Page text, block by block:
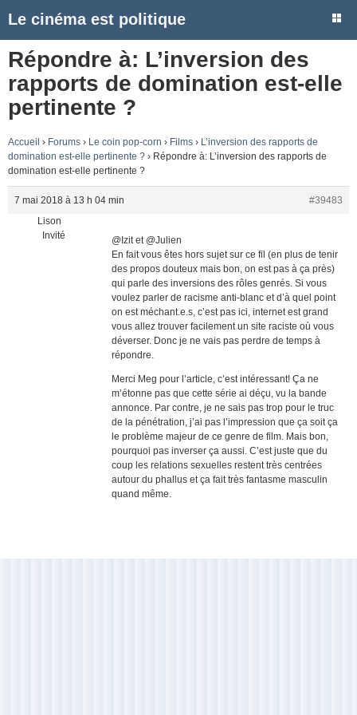
Le cinéma est politique
Répondre à: L’inversion des
rapports de domination est-elle
pertinente ?
Accueil › Forums › Le coin pop-corn › Films › L’inversion des rapports de
domination est-elle pertinente ? › Répondre à: L’inversion des rapports de
domination est-elle pertinente ?
7 mai 2018 à 13 h 04 min
#39483
Lison
Invité
@Izit et @Julien
En fait vous êtes hors sujet sur ce fil (en plus de tenir
des propos douteux mais bon, on est pas à ça près)
qui parle des inversions des rôles genrés. Si vous
voulez parler de racisme anti-blanc et d’à quel point
on est méchant.e.s, c’est pas ici, internet est grand
vous allez trouver facilement un site raciste où vous
déverser. Donc je ne vais pas perdre de temps à
répondre.
Merci Meg pour l’article, c’est intéressant! Ça ne
m’étonne pas que cette série ai déçu, vu la bande
annonce. Par contre, je ne sais pas trop pour le truc
de la pénétration, j’ai pas l’impression que ça soit ça
le problème majeur de ce genre de film. Mais bon,
pourquoi pas inverser ça aussi. C’est juste que du
coup les relations sexuelles restent très centrées
autour du phallus et ça fait très fantasme masculin
quand même.